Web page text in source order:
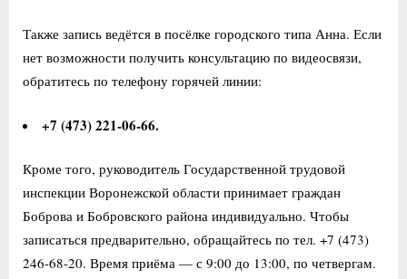
Также запись ведётся в посёлке городского типа Анна. Если
нет возможности получить консультацию по видеосвязи,
обратитесь по телефону горячей линии:
+7 (473) 221-06-66.
Кроме того, руководитель Государственной трудовой
инспекции Воронежской области принимает граждан
Боброва и Бобровского района индивидуально. Чтобы
записаться предварительно, обращайтесь по тел. +7 (473)
246-68-20. Время приёма — с 9:00 до 13:00, по четвергам.